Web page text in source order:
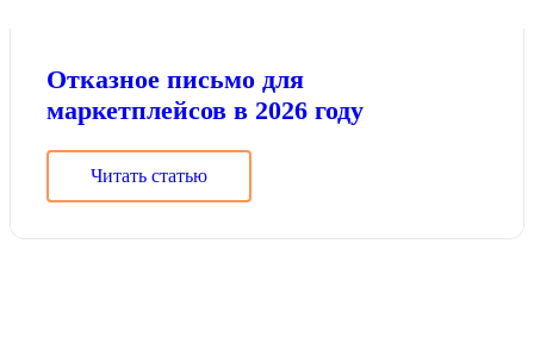
Отказное письмо для
маркетплейсов в 2026 году
Читать статью